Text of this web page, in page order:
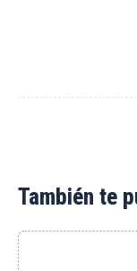
También te